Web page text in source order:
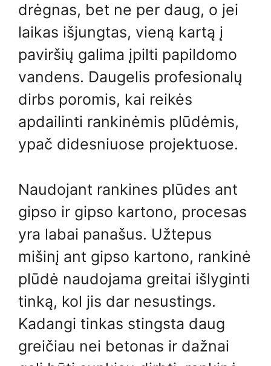
drėgnas, bet ne per daug, o jei
laikas išjungtas, vieną kartą į
paviršių galima įpilti papildomo
vandens. Daugelis profesionalų
dirbs poromis, kai reikės
apdailinti rankinėmis plūdėmis,
ypač didesniuose projektuose.
Naudojant rankines plūdes ant
gipso ir gipso kartono, procesas
yra labai panašus. Užtepus
mišinį ant gipso kartono, rankinė
plūdė naudojama greitai išlyginti
tinką, kol jis dar nesustings.
Kadangi tinkas stingsta daug
greičiau nei betonas ir dažnai